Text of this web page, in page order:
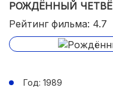
РОЖДЁННЫЙ
Рейтинг фильма: 4.7
Год: 1989